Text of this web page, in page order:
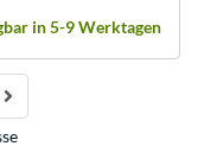
in 5-9 Werktagen